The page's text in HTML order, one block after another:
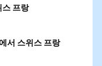
프랑
서 스위스 프랑